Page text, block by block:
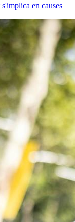
en causes